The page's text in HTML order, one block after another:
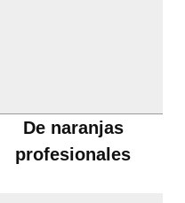
De naranjas
profesionales